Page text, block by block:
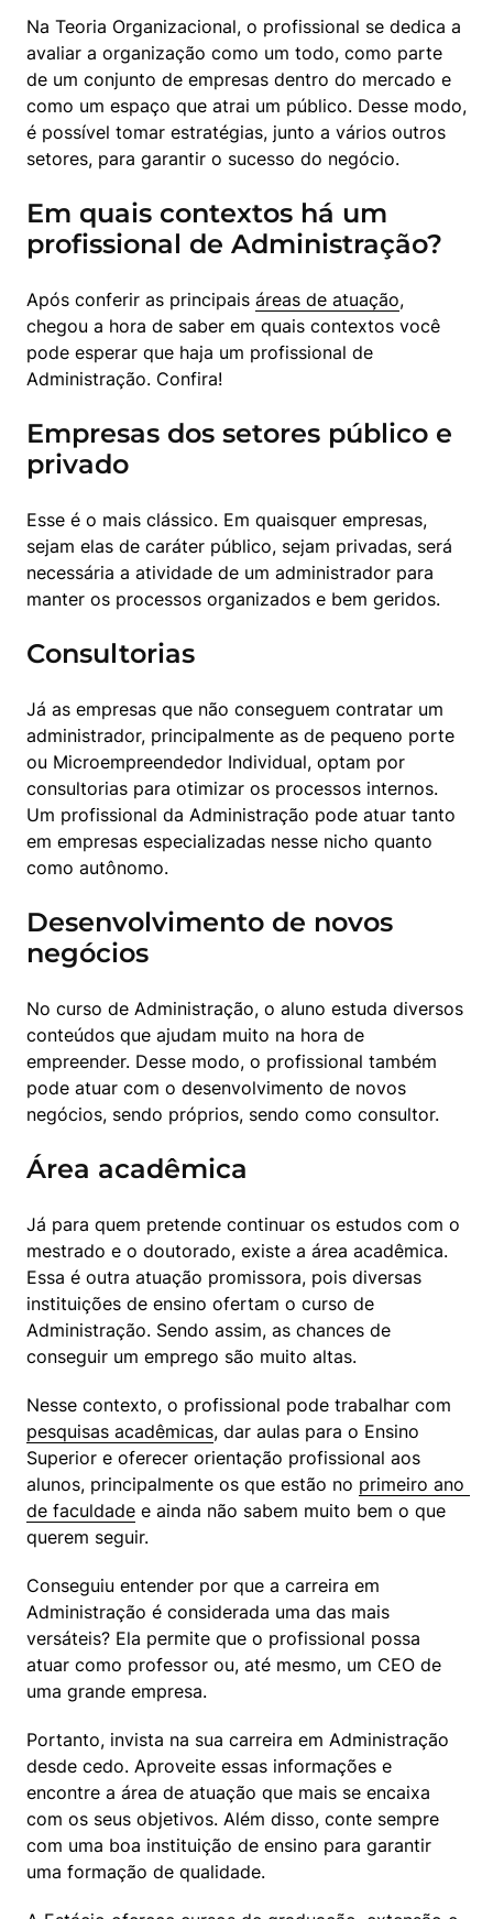
Na Teoria Organizacional, o profissional se dedica a
avaliar a organização como um todo, como parte
de um conjunto de empresas dentro do mercado e
como um espaço que atrai um público. Desse modo,
é possível tomar estratégias, junto a vários outros
setores, para garantir o sucesso do negócio.
Em quais contextos há um
profissional de Administração?
Após conferir as principais áreas de atuação,
chegou a hora de saber em quais contextos você
pode esperar que haja um profissional de
Administração. Confira!
Empresas dos setores público e
privado
Esse é o mais clássico. Em quaisquer empresas,
sejam elas de caráter público, sejam privadas, será
necessária a atividade de um administrador para
manter os processos organizados e bem geridos.
Consultorias
Já as empresas que não conseguem contratar um
administrador, principalmente as de pequeno porte
ou Microempreendedor Individual, optam por
consultorias para otimizar os processos internos.
Um profissional da Administração pode atuar tanto
em empresas especializadas nesse nicho quanto
como autônomo.
Desenvolvimento de novos
negócios
No curso de Administração, o aluno estuda diversos
conteúdos que ajudam muito na hora de
empreender. Desse modo, o profissional também
pode atuar com o desenvolvimento de novos
negócios, sendo próprios, sendo como consultor.
Área acadêmica
Já para quem pretende continuar os estudos com o
mestrado e o doutorado, existe a área acadêmica.
Essa é outra atuação promissora, pois diversas
instituições de ensino ofertam o curso de
Administração. Sendo assim, as chances de
conseguir um emprego são muito altas.
pesquisas acadêmicas, dar aulas para o Ensino
Superior e oferecer orientação profissional aos
alunos, principalmente os que estão no primeiro ano
de faculdade e ainda não sabem muito bem o que
querem seguir.
Conseguiu entender por que a carreira em
Administração é considerada uma das mais
versáteis? Ela permite que o profissional possa
atuar como professor ou, até mesmo, um CEO de
uma grande empresa.
Portanto, invista na sua carreira em Administração
desde cedo. Aproveite essas informações e
encontre a área de atuação que mais se encaixa
com os seus objetivos. Além disso, conte sempre
com uma boa instituição de ensino para garantir
uma formação de qualidade.